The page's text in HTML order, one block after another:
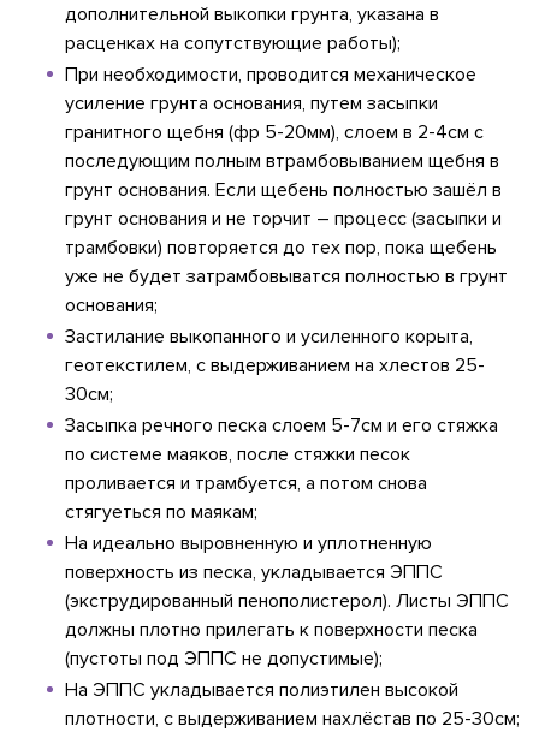
дополнительной выкопки грунта, указана в
расценках на сопутствующие работы);
При необходимости, проводится механическое
усиление грунта основания, путем засыпки
гранитного щебня (фр 5-20мм), слоем в 2-4см с
последующим полным втрамбовыванием щебня в
грунт основания. Если щебень полностью зашёл в
грунт основания и не торчит – процесс (засыпки и
трамбовки) повторяется до тех пор, пока щебень
уже не будет затрамбовыватся полностью в грунт
основания;
Застилание выкопанного и усиленного корыта,
геотекстилем, с выдерживанием на хлестов 25-
30см;
Засыпка речного песка слоем 5-7см и его стяжка
по системе маяков, после стяжки песок
проливается и трамбуется, а потом снова
стягуеться по маякам;
На идеально выровненную и уплотненную
поверхность из песка, укладывается ЭППС
(экструдированный пенополистерол). Листы ЭППС
должны плотно прилегать к поверхности песка
(пустоты под ЭППС не допустимые);
На ЭППС укладывается полиэтилен высокой
плотности, с выдерживанием нахлёстав по 25-30см;